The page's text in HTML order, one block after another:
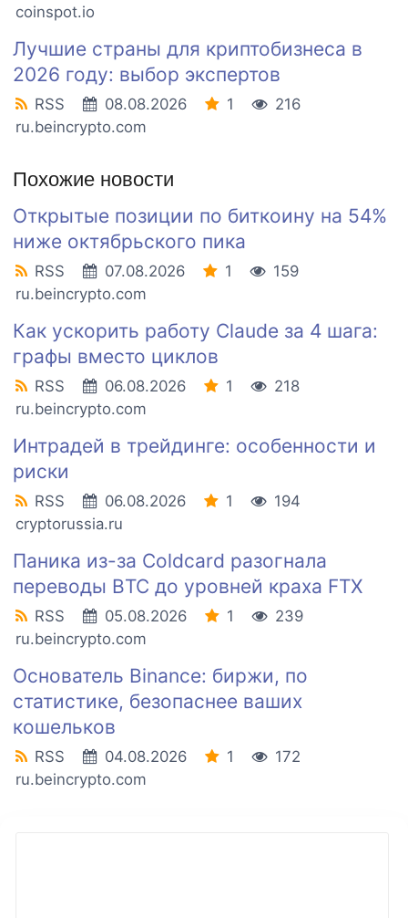
coinspot.io
Лучшие страны для криптобизнеса в
2026 году: выбор экспертов
RSS 08.08.2026 1
216
ru.beincrypto.com
Похожие новости
Открытые позиции по биткоину на 54%
ниже октябрьского пика
RSS 07.08.2026 1
159
ru.beincrypto.com
Как ускорить работу Claude за 4 шага:
графы вместо циклов
RSS 06.08.2026 1
218
ru.beincrypto.com
Интрадей в трейдинге: особенности и
риски
RSS 06.08.2026 1
194
cryptorussia.ru
Паника из-за Coldcard разогнала
переводы BTC до уровней краха FTX
RSS 05.08.2026 1
239
ru.beincrypto.com
Основатель Binance: биржи, по
статистике, безопаснее ваших
кошельков
RSS 04.08.2026 1
172
ru.beincrypto.com